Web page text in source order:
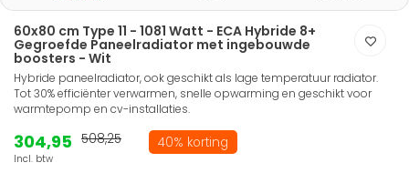
60x80 cm Type 11 - 1081 Watt - ECA Hybride 8+
Gegroefde Paneelradiator met ingebouwde
boosters - Wit
Hybride paneelradiator, ook geschikt als lage temperatuur radiator.
Tot 30% efficiënter verwarmen, snelle opwarming en geschikt voor
warmtepomp en cv-installaties.
304,95
Incl. btw
508,25 40% korting